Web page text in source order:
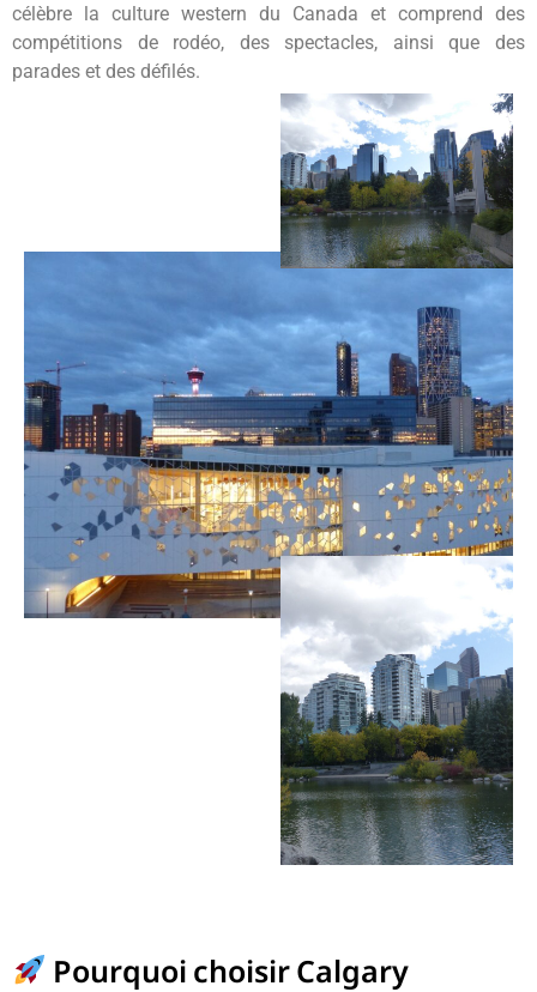
célèbre la culture western du Canada et comprend des
compétitions de rodéo, des spectacles, ainsi que des
parades et des défilés.
Pourquoi choisir Calgary